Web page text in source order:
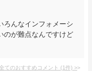
ろんなインフォメーシ
のが難点なんですけど
てのおすすめコメント (1件) >